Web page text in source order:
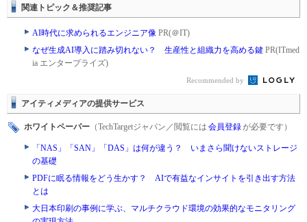
関連トピック＆推奨記事
AI時代に求められるエンジニア像 PR(＠IT)
なぜ生成AI導入に踏み切れない？ 生産性と組織力を高める鍵 PR(ITmed
ia エンタープライズ)
Recommended by
アイティメディアの提供サービス
ホワイトペーパー （TechTargetジャパン／閲覧には 会員登録が必要です）
「NAS」「SAN」「DAS」は何が違う？ いまさら聞けないストレージ
の基礎
PDFに眠る情報をどう生かす？ AIで有益なインサイトを引き出す方法
とは
大日本印刷の事例に学ぶ、マルチクラウド環境の効果的なモニタリング